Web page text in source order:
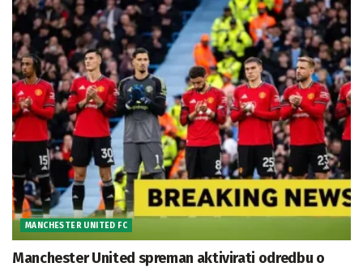
MANCHESTER UNITED FC
Manchester United spreman aktivirati odredbu o